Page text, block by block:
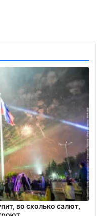
во сколько салют,